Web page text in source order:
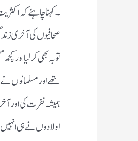
۔کہنا چاہئے کہ
صحافیوں کی آخری
توبہ بھی کرلیا اور
تھے اور مسلمانوں
ہمیشہ نفرت کی اور
اولادوں نے ہی انہیں